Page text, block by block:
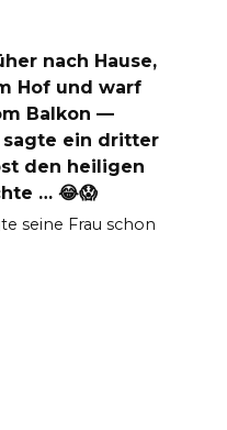
nach Hause,
Hof und warf
Balkon —
sagte ein dritter
den heiligen
… 😂😱
seine Frau schon